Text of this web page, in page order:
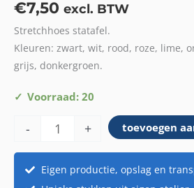
€7,50 excl. BTW
Stretchhoes statafel.
Kleuren: zwart, wit, rood, roze, lime,
grijs, donkergroen.
Voorraad: 20
-
Stretchhoes
aantal
+ toevoegen
Eigen productie, opslag en